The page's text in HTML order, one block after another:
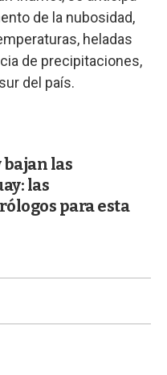
de la nubosidad,
heladas
de precipitaciones,
del país.
las
las
para esta